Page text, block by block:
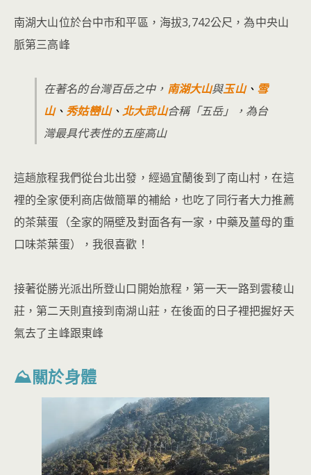
南湖大山位於台中市和平區，海拔3,742公尺，為中央山
脈第三高峰
在著名的台灣百岳之中， 南湖大山與玉山、 雪
山、 秀姑巒山、北大武山合稱「五岳」，為台
灣最具代表性的五座高山
這趟旅程我們從台北出發，經過宜蘭後到了南山村，在這
裡的全家便利商店做簡單的補給，也吃了同行者大力推薦
的茶葉蛋（全家的隔壁及對面各有一家，中藥及薑母的重
口味茶葉蛋），我很喜歡！
接著從勝光派出所登山口開始旅程，第一天一路到雲稜山
莊，第二天則直接到南湖山莊，在後面的日子裡把握好天
氣去了主峰跟東峰
⛰關於身體